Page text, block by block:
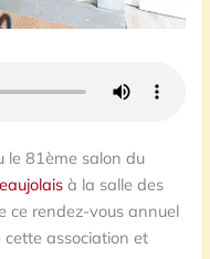
le 81ème salon du
à la salle des
ce rendez-vous annuel
association et